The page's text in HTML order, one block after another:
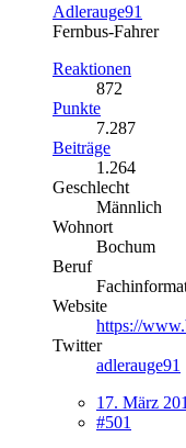
Adlerauge91
Fernbus-Fahrer
Reaktionen
872
Punkte
7.287
Beiträge
1.264
Geschlecht
Männlich
Wohnort
Bochum
Beruf
Website
https://
Twitter
adlerauge91
17. März
#501